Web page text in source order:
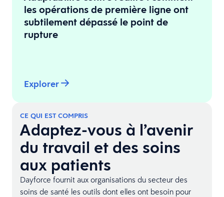
les opérations de première ligne ont
subtilement dépassé le point de
rupture
Explorer
CE QUI EST COMPRIS
Adaptez-vous à l’avenir
du travail et des soins
aux patients
Dayforce fournit aux organisations du secteur des
soins de santé les outils dont elles ont besoin pour